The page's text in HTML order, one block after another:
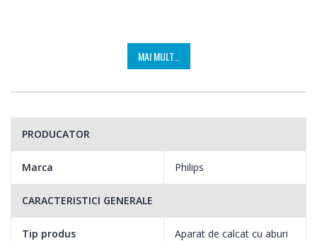
astfel incat sa va puteti improspata hainele oriunde si oricand.
Un partener ideal pentru o utilizare simpla si rapida acasa sau in
deplasare.
MAI MULT...
PRODUCATOR
Marca Philips
CARACTERISTICI GENERALE
Tip produs Aparat de calcat cu aburi